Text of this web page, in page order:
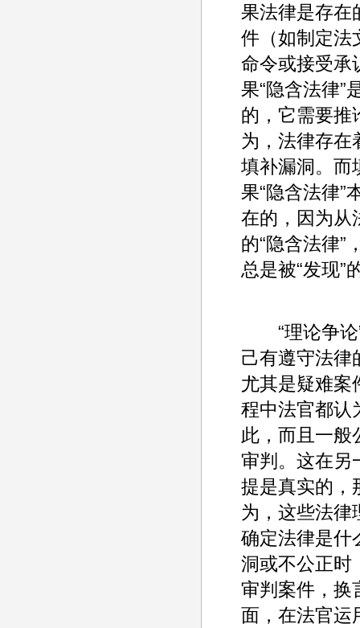
果法律是存在
件（如制定法
命令或接受承
果“隐含法律”
的，它需要推
为，法律存在
填补漏洞。而
果“隐含法律”
在的，因为从
的“隐含法律”
总是被“发现”
“理论争论”
己有遵守法律
尤其是疑难案
程中法官都认
此，而且一般
审判。这在另
提是真实的，
为，这些法律
确定法律是什
洞或不公正时
审判案件，换
面，在法官运